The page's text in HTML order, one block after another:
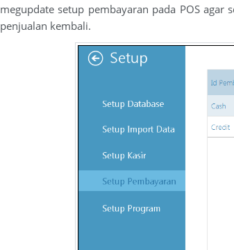
megupdate setup pembayaran pada POS agar
penjualan kembali.